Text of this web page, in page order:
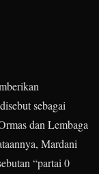
sebagai
dan Lembaga
Mardani
“partai 0